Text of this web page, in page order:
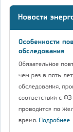
Новости
Особенности
обследования
Обязательное
чем раз в пять
обследования,
соответствии с
проводится по
время. Подробнее